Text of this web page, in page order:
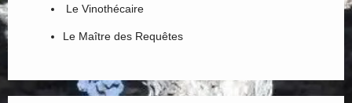
Le Vinothécaire
Le Maître des Requêtes